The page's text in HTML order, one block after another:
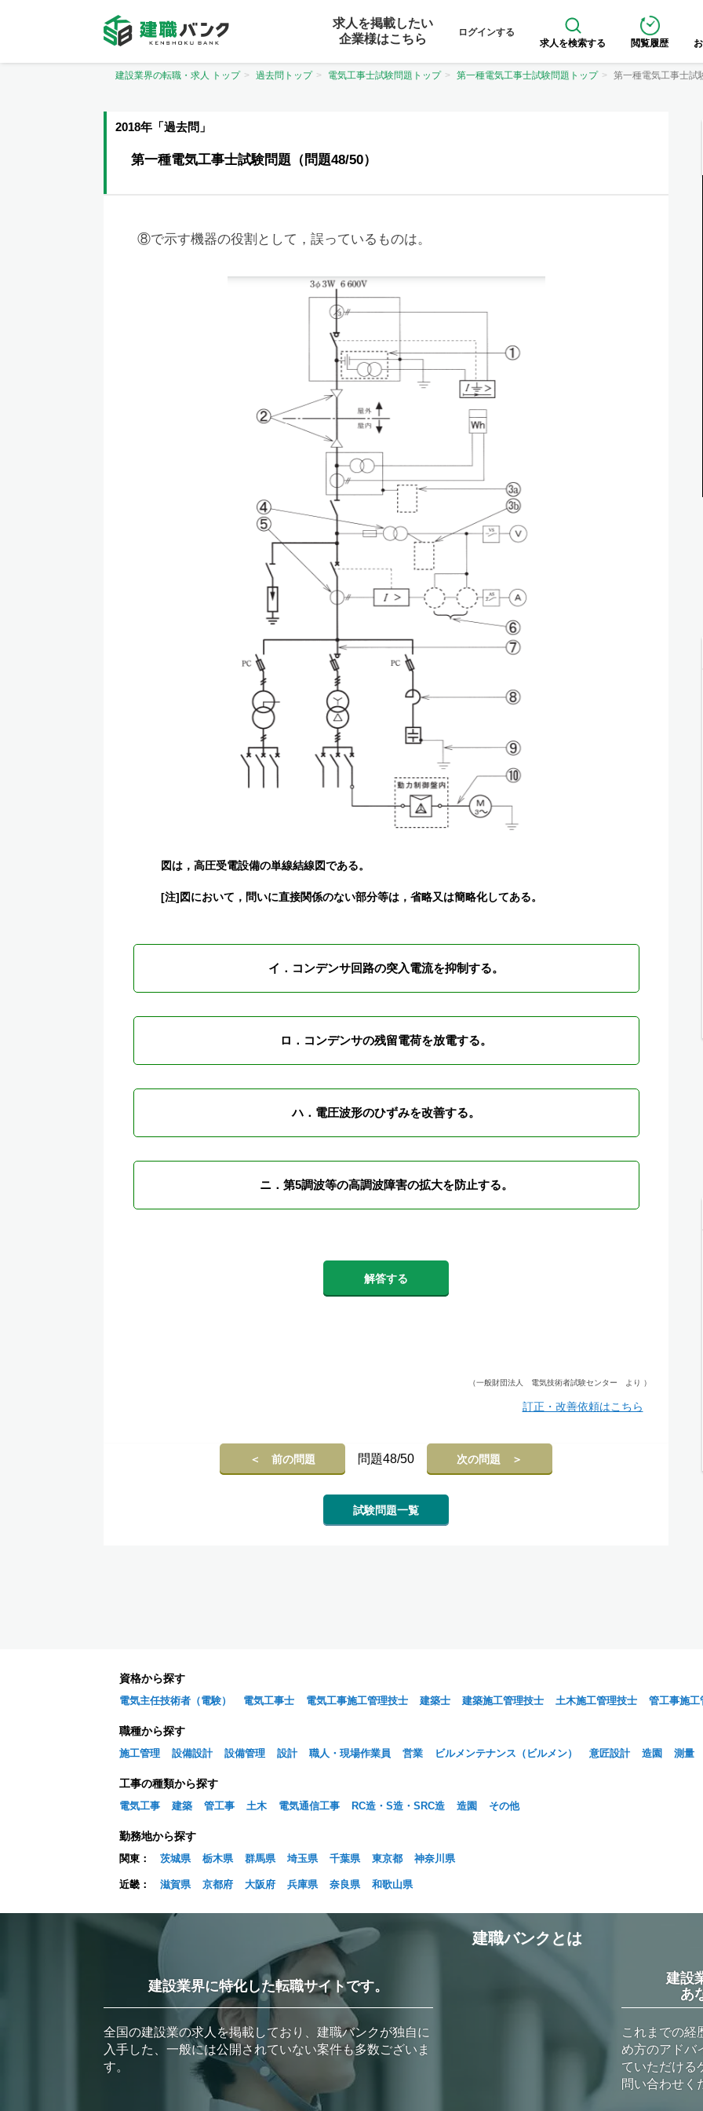
求人を掲載したい
企業様はこちら
ログインする
求人を検索する
閲覧履歴
建設業界の転職・求人 トップ 過去問トップ 電気工事士試験問題トップ 第一種電気工事士試験問題トップ 第一種電気工事士試
2018年「過去問」
第一種電気工事士試験問題（問題48/50）
⑧で示す機器の役割として，誤っているものは。
図は，高圧受電設備の単線結線図である。
[注]図において，問いに直接関係のない部分等は，省略又は簡略化してある。
イ．コンデンサ回路の突入電流を抑制する。
ロ．コンデンサの残留電荷を放電する。
ハ．電圧波形のひずみを改善する。
ニ．第5調波等の高調波障害の拡大を防止する。
解答する
（一般財団法人 電気技術者試験センター より ）
訂正・改善依頼はこちら
＜ 前の問題 問題48/50 次の問題 ＞
試験問題一覧
資格から探す
電気主任技術者（電験） 電気工事士 電気工事施工管理技士 建築士 建築施工管理技士 土木施工管理技士 管工事施工
職種から探す
施工管理 設備設計 設備管理 設計 職人・現場作業員 営業 ビルメンテナンス（ビルメン） 意匠設計 造園 測量
工事の種類から探す
電気工事 建築 管工事 土木 電気通信工事 RC造・S造・SRC造 造園 その他
勤務地から探す
関東： 茨城県 栃木県 群馬県 埼玉県 千葉県 東京都 神奈川県
近畿： 滋賀県 京都府 大阪府 兵庫県 奈良県 和歌山県
建職バンクとは
建設業界に特化した転職サイトです。
全国の建設業の求人を掲載しており、建職バンクが独自に
入手した、一般には公開されていない案件も多数ございま
す。
建設
あ
これまでの経
め方のアドバ
ていただける
問い合わせく